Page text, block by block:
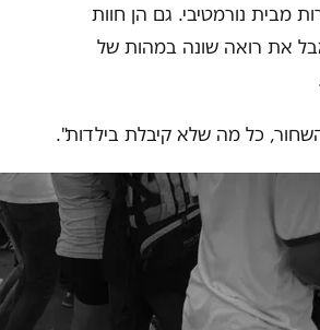
מבית נורמטיבי. גם הן חוות
אבל את רואה שונה במהות של
כל מה שלא קיבלת בילדות".